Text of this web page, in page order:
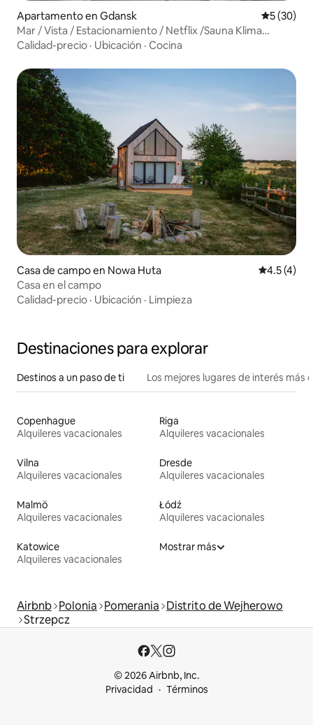
Apartamento en Gdansk
5 (30)
Mar / Vista / Estacionamiento / Netflix /Sauna Klima
+Gimnasio
Calidad-precio · Ubicación · Cocina
Casa de campo en Nowa Huta
4.5 (4)
Casa en el campo
Calidad-precio · Ubicación · Limpieza
Destinaciones para explorar
Destinos a un paso de ti Los mejores lugares de interés más
Copenhague
Alquileres vacacionales
Riga
Alquileres vacacionales
Vilna
Alquileres vacacionales
Dresde
Alquileres vacacionales
Malmö
Alquileres vacacionales
Łódź
Alquileres vacacionales
Katowice
Alquileres vacacionales
Mostrar más
Airbnb Polonia Pomerania Distrito de Wejherowo
Strzepcz
© 2026 Airbnb, Inc.
Privacidad
Términos